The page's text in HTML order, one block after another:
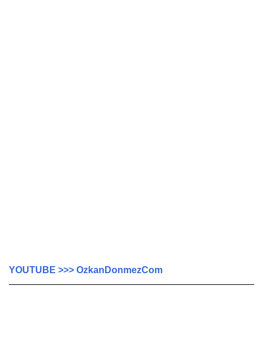
YOUTUBE >>> OzkanDonmezCom